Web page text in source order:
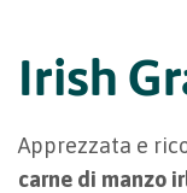
Irish
Apprezzata e
carne di manzo